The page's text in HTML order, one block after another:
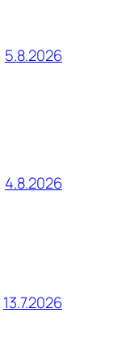
5.8.2026
4.8.2026
13.7.2026